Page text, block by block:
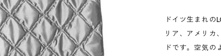
ドイツ生まれの
リア、アメリカ
ドです。空気の